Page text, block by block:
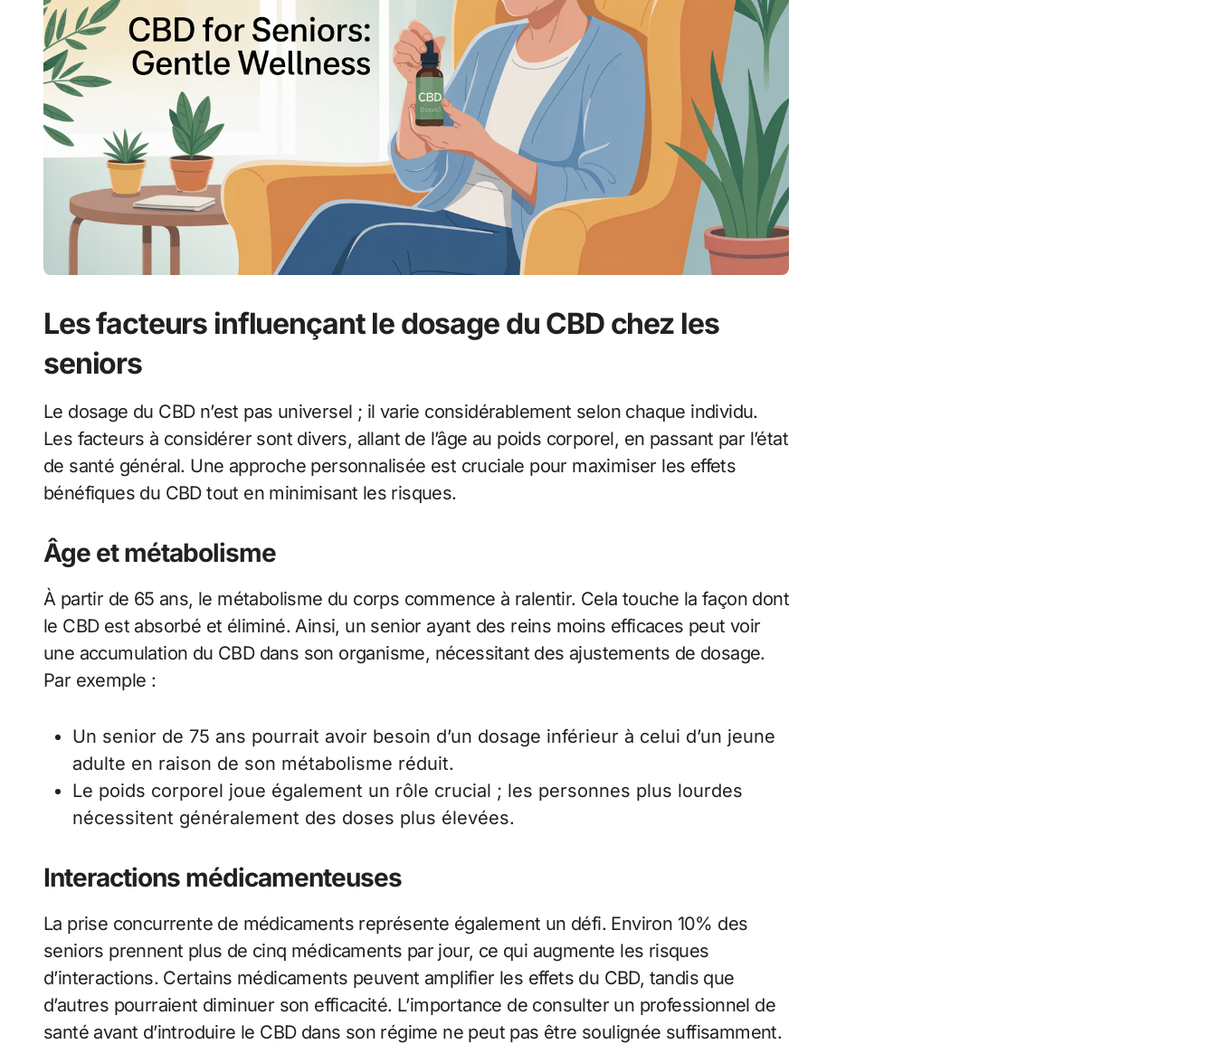
Les facteurs influençant le dosage du CBD chez les
seniors
Le dosage du CBD n’est pas universel ; il varie considérablement selon chaque individu.
Les facteurs à considérer sont divers, allant de l’âge au poids corporel, en passant par l’état
de santé général. Une approche personnalisée est cruciale pour maximiser les effets
bénéfiques du CBD tout en minimisant les risques.
Âge et métabolisme
À partir de 65 ans, le métabolisme du corps commence à ralentir. Cela touche la façon dont
le CBD est absorbé et éliminé. Ainsi, un senior ayant des reins moins efficaces peut voir
une accumulation du CBD dans son organisme, nécessitant des ajustements de dosage.
Par exemple :
Un senior de 75 ans pourrait avoir besoin d’un dosage inférieur à celui d’un jeune
adulte en raison de son métabolisme réduit.
Le poids corporel joue également un rôle crucial ; les personnes plus lourdes
nécessitent généralement des doses plus élevées.
Interactions médicamenteuses
La prise concurrente de médicaments représente également un défi. Environ 10% des
seniors prennent plus de cinq médicaments par jour, ce qui augmente les risques
d’interactions. Certains médicaments peuvent amplifier les effets du CBD, tandis que
d’autres pourraient diminuer son efficacité. L’importance de consulter un professionnel de
santé avant d’introduire le CBD dans son régime ne peut pas être soulignée suffisamment.